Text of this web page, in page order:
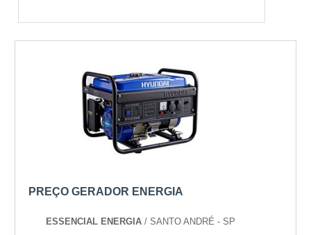
PREÇO GERADOR ENERGIA
ESSENCIAL ENERGIA / SANTO ANDRÉ - SP